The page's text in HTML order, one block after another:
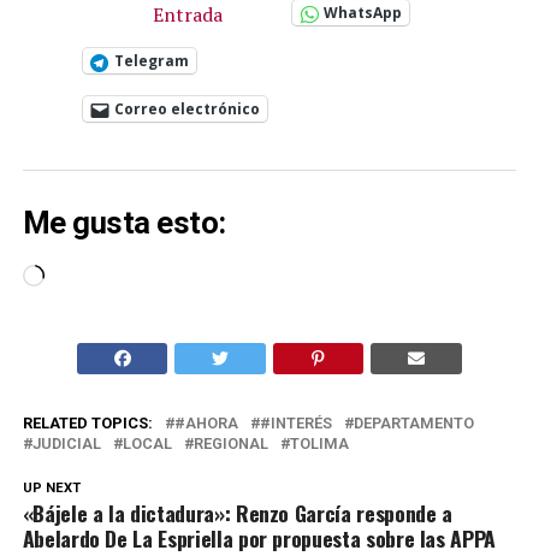
Entrada WhatsApp
Telegram
Correo electrónico
Me gusta esto:
Cargando...
RELATED TOPICS: #AHORA #INTERÉS
DEPARTAMENTO
JUDICIAL
LOCAL REGIONAL TOLIMA
UP NEXT
«Bájele a la dictadura»: Renzo García responde a
Abelardo De La Espriella por propuesta sobre las APPA